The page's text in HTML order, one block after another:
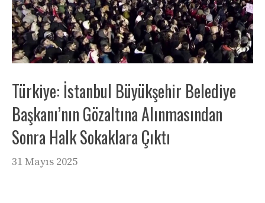
Türkiye: İstanbul Büyükşehir Belediye
Başkanı’nın Gözaltına Alınmasından
Sonra Halk Sokaklara Çıktı
31 Mayıs 2025